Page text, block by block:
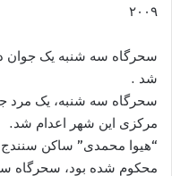
۲۰۰۹
سحرگاه سه‌ شنبه‌ یک جوان
شد .
مرکزی این شهر اعدام شد.
“هیوا محمدی” ساکن سنندج،